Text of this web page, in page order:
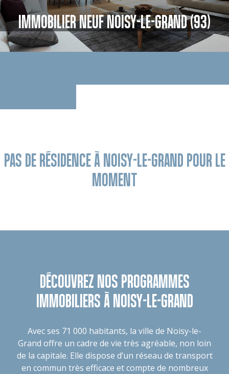
IMMOBILIER NEUF NOISY-LE-GRAND (93)
PAS DE RÉSIDENCE À NOISY-LE-GRAND POUR LE
MOMENT
DÉCOUVREZ NOS PROGRAMMES
IMMOBILIERS À NOISY-LE-GRAND
Avec ses 71 000 habitants, la ville de Noisy-le-
Grand offre un cadre de vie très agréable, non loin
de la capitale. Elle dispose d’un réseau de transport
en commun très efficace et compte de nombreux